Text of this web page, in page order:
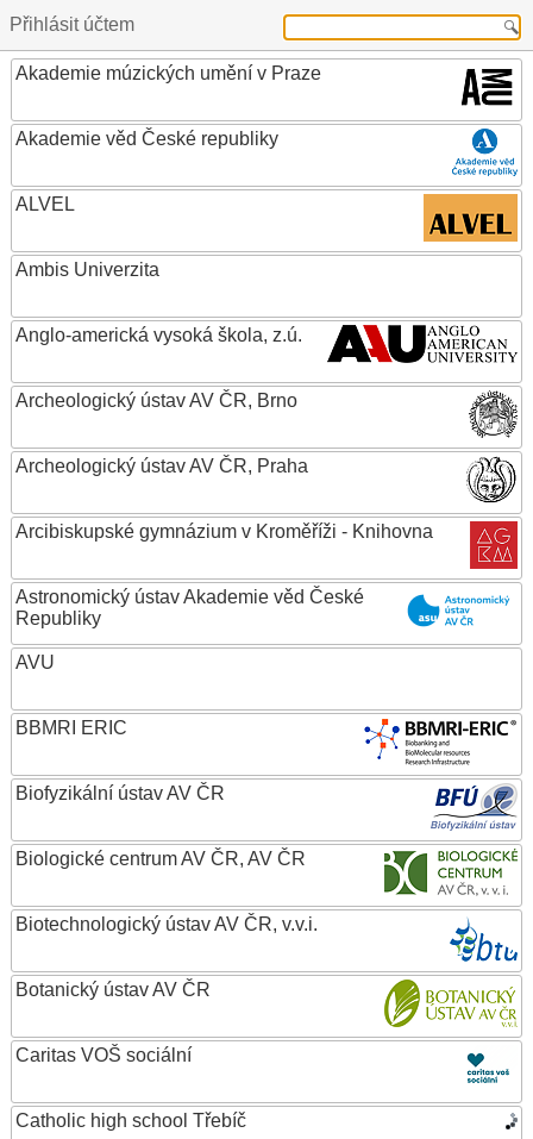
Přihlásit účtem
Akademie múzických umění v Praze
Akademie věd České republiky
ALVEL
Ambis Univerzita
Anglo-americká vysoká škola, z.ú.
Archeologický ústav AV ČR, Brno
Archeologický ústav AV ČR, Praha
Arcibiskupské gymnázium v Kroměříži - Knihovna
Astronomický ústav Akademie věd České
Republiky
AVU
BBMRI ERIC
Biofyzikální ústav AV ČR
Biologické centrum AV ČR, AV ČR
Biotechnologický ústav AV ČR, v.v.i.
Botanický ústav AV ČR
Caritas VOŠ sociální
Catholic high school Třebíč